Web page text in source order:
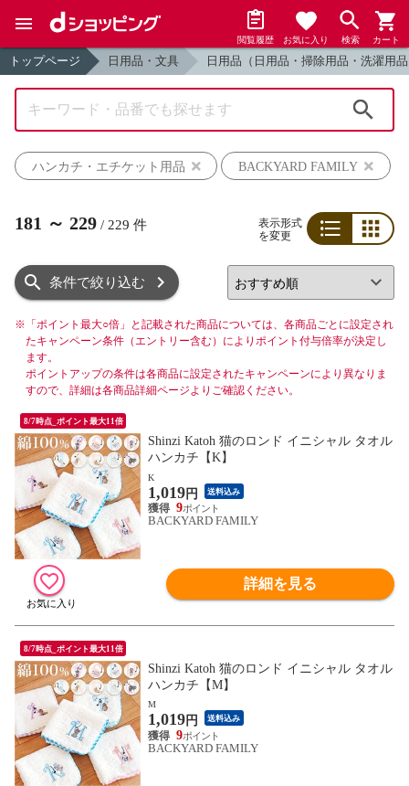
閲覧履歴 お気に入り 検索 カート
トップページ 日用品・文具 日用品（日用品・掃除用品・洗濯用
ハンカチ・エチケット用品
BACKYARD FAMILY
181 ～ 229 / 229 件
表示形式
を変更
条件で絞り込む
※ 「ポイント最大○倍」と記載された商品については、各商品ごとに設定され
たキャンペーン条件（エントリー含む）によりポイント付与倍率が決定し
ます。
ポイントアップの条件は各商品に設定されたキャンペーンにより異なりま
すので、詳細は各商品詳細ページよりご確認ください。
8/7時点_ポイント最大11倍
Shinzi Katoh 猫のロンド イニシャル タオル
ハンカチ【K】
K
1,019円 送料込み
9
BACKYARD FAMILY
詳細を見る
8/7時点_ポイント最大11倍
Shinzi Katoh 猫のロンド イニシャル タオル
ハンカチ【M】
M
1,019円 送料込み
9
BACKYARD FAMILY